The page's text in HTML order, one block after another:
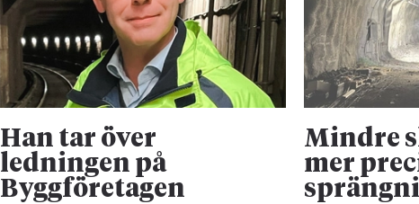
Han tar över
ledningen på
Byggföretagen
Mindre
mer